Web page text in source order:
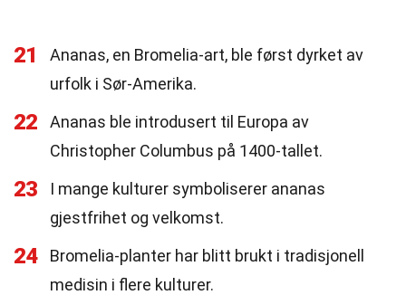
21
Ananas, en Bromelia-art, ble først dyrket av
urfolk i Sør-Amerika.
22
Ananas ble introdusert til Europa av
Christopher Columbus på 1400-tallet.
23
I mange kulturer symboliserer ananas
gjestfrihet og velkomst.
24
Bromelia-planter har blitt brukt i tradisjonell
medisin i flere kulturer.